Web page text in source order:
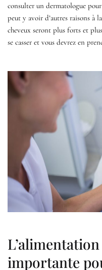
consulter un dermatologue
peut y avoir d’autres raisons à
cheveux seront plus forts et
se casser et vous devrez en
importante